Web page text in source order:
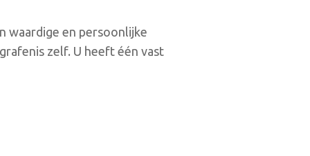
waardige en persoonlijke
zelf. U heeft één vast